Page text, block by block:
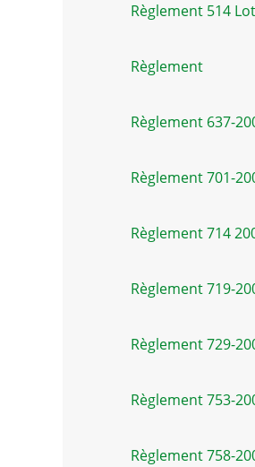
Règlement 514
Règlement
Règlement 637-
Règlement 701-
Règlement 714
Règlement 719-
Règlement 729-
Règlement 753-
Règlement 758-